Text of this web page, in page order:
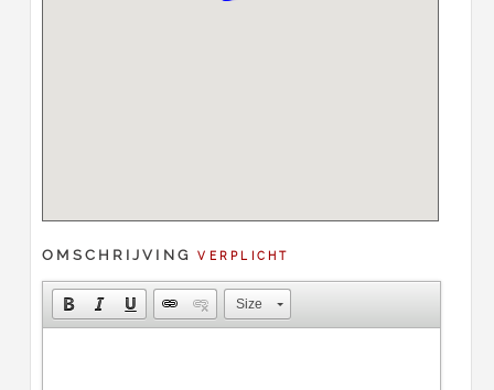
OMSCHRIJVINGVERPLICHT
Size